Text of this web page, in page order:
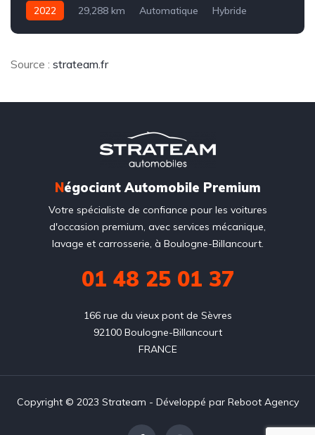
2022 29,288 km Automatique
Hybride
Source : strateam.fr
Négociant Automobile Premium
Votre spécialiste de confiance pour les voitures
d'occasion premium, avec services mécanique,
lavage et carrosserie, à Boulogne-Billancourt.
01 48 25 01 37
166 rue du vieux pont de Sèvres
92100 Boulogne-Billancourt
FRANCE
Copyright © 2023 Strateam - Développé par Reboot Agency